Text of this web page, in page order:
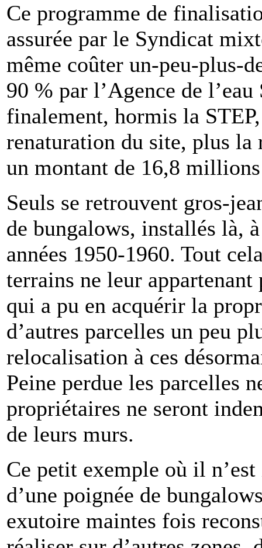
Ce programme de
assurée par le Syndicat
même coûter un-peu-plus-
90 % par l’Agence de
finalement, hormis la
renaturation du site, plus la
un montant de 16,8
Seuls se retrouvent gros-
de bungalows, installés là,
années 1950-1960. Tout
terrains ne leur
qui a pu en acquérir la
d’autres parcelles un peu
relocalisation à ces
Peine perdue les parcelles
propriétaires ne seront
de leurs murs.
Ce petit exemple où il
d’une poignée de
exutoire maintes fois